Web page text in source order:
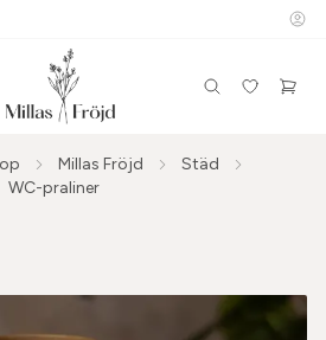
Millas Fröjd
Städ
WC-praliner